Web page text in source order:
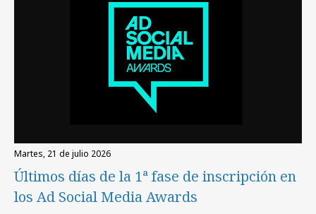
martes, 21 de julio 2026
Últimos días de la 1ª fase de inscripción en
los Ad Social Media Awards